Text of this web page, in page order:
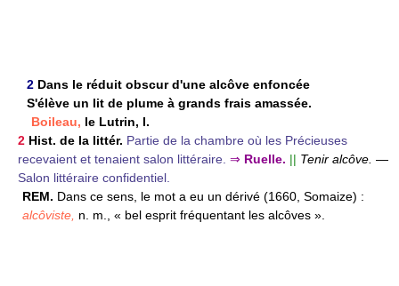
2 Dans le réduit obscur d'une alcôve enfoncée
S'élève un lit de plume à grands frais amassée.
Boileau, le Lutrin, I.
2 Hist. de la littér. Partie de la chambre où les Précieuses
recevaient et tenaient salon littéraire. ⇒ Ruelle. || Tenir alcôve. —
Salon littéraire confidentiel.
REM. Dans ce sens, le mot a eu un dérivé (1660, Somaize) :
alcôviste, n. m., « bel esprit fréquentant les alcôves ».